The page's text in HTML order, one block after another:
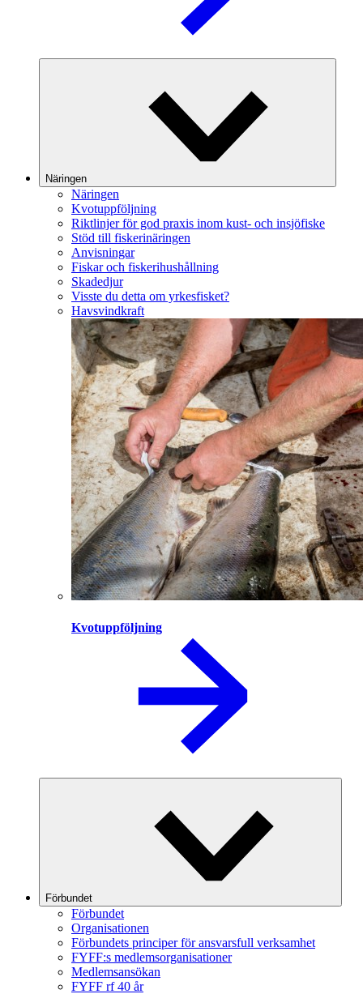
Näringen
Näringen
Kvotuppföljning
Riktlinjer för god praxis inom kust- och insjöfiske
Stöd till fiskerinäringen
Anvisningar
Fiskar och fiskerihushållning
Skadedjur
Visste du detta om yrkesfisket?
Havsvindkraft
Kvotuppföljning
Förbundet
Förbundet
Organisationen
Förbundets principer för ansvarsfull verksamhet
FYFF:s medlemsorganisationer
Medlemsansökan
FYFF rf 40 år